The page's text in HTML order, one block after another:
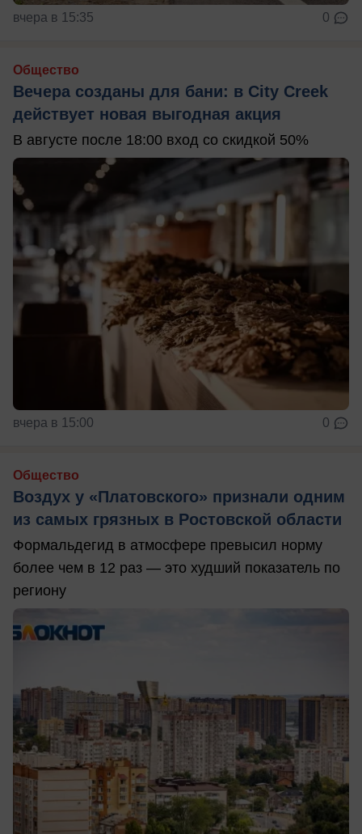
вчера в 15:35 0
Общество
Вечера созданы для бани: в City Creek
действует новая выгодная акция
В августе после 18:00 вход со скидкой 50%
вчера в 15:00 0
Общество
Воздух у «Платовского» признали одним
из самых грязных в Ростовской области
Формальдегид в атмосфере превысил норму
более чем в 12 раз — это худший показатель по
региону